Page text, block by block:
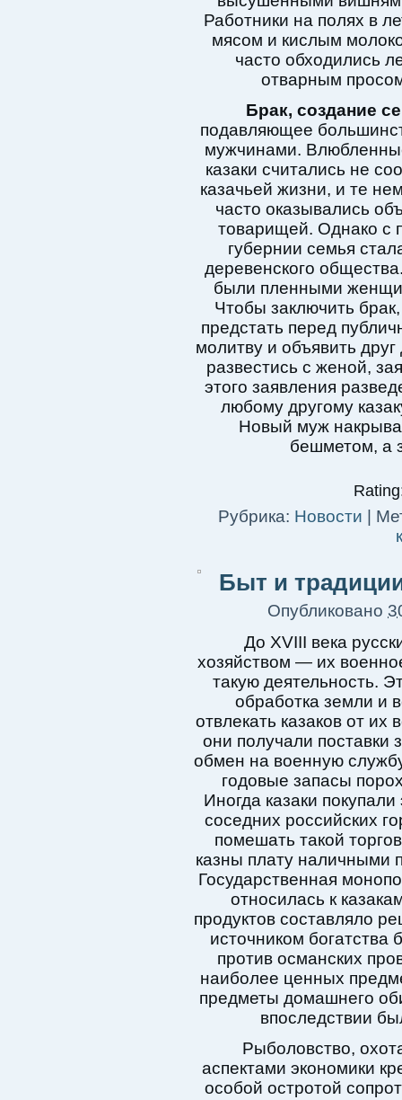
Работники на полях в
мясом и кислым
часто обходились
отварным
Брак, создание
подавляющее
мужчинами.
казаки считались не
казачьей жизни, и те
часто оказывались
товарищей. Однако с
губернии семья
деревенского
были пленными
Чтобы заключить
предстать перед
молитву и объявить
развестись с женой,
этого заявления
любому другому
Новый муж
бешметом, а
Рубрика: Новости
Быт и
Опубликовано
До XVIII века
хозяйством — их
такую ​​деятельность.
обработка земли и
отвлекать казаков от
они получали
обмен на военную
годовые запасы
Иногда казаки
соседних российских
помешать такой
казны плату наличными
Государственная
относилась к
продуктов составляло
источником
против османских
наиболее ценных
предметы домашнего
впоследствии
Рыболовство,
аспектами экономики
особой остротой